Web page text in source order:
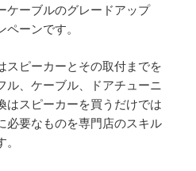
ケーブルのグレードアップ
ーンです。
スピーカーとその取付までを
ル、ケーブル、ドアチューニ
はスピーカーを買うだけでは
必要なものを専門店のスキル